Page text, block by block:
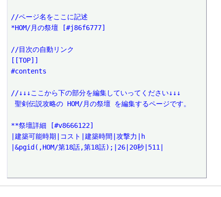
//ページ名をここに記述
*HOM/月の祭壇 [#j86f6777]
//目次の自動リンク
[[TOP]]
#contents
//↓↓↓ここから下の部分を編集していってください↓↓↓
聖剣伝説攻略の HOM/月の祭壇 を編集するページです。
**祭壇詳細 [#v8666122]
|建築可能時期|コスト|建築時間|攻撃力|h
|&pgid(,HOM/第18話,第18話);|26|20秒|511|